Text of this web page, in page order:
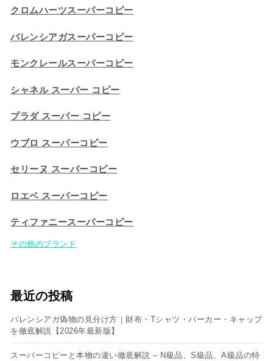
クロムハーツスーパーコピー
バレンシアガスーパーコピー
モンクレールスーパーコピー
シャネル スーパー コピー
プラダ スーパー コピー
ウブロ スーパーコピー
セリーヌ スーパーコピー​
ロエベ スーパーコピー
ティファニースーパーコピー
その他のブランド
最近の投稿
バレンシアガ偽物の見分け方｜財布・Tシャツ・パーカー・キャップ
を徹底解説【2026年最新版】
スーパーコピーと本物の違い徹底解説 – N級品、S級品、A級品の特